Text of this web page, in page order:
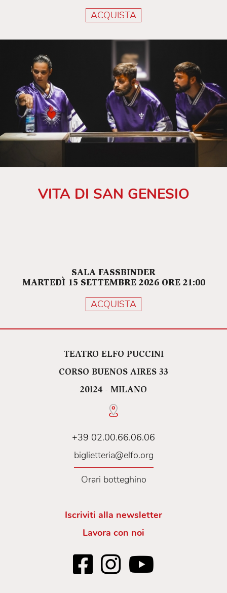
ACQUISTA
VITA DI SAN GENESIO
SALA FASSBINDER
MARTEDÌ 15 SETTEMBRE 2026 ORE 21:00
ACQUISTA
TEATRO ELFO PUCCINI
CORSO BUENOS AIRES 33
20124 - MILANO
+39 02.00.66.06.06
biglietteria@elfo.org
Orari botteghino
Iscriviti alla newsletter
Lavora con noi